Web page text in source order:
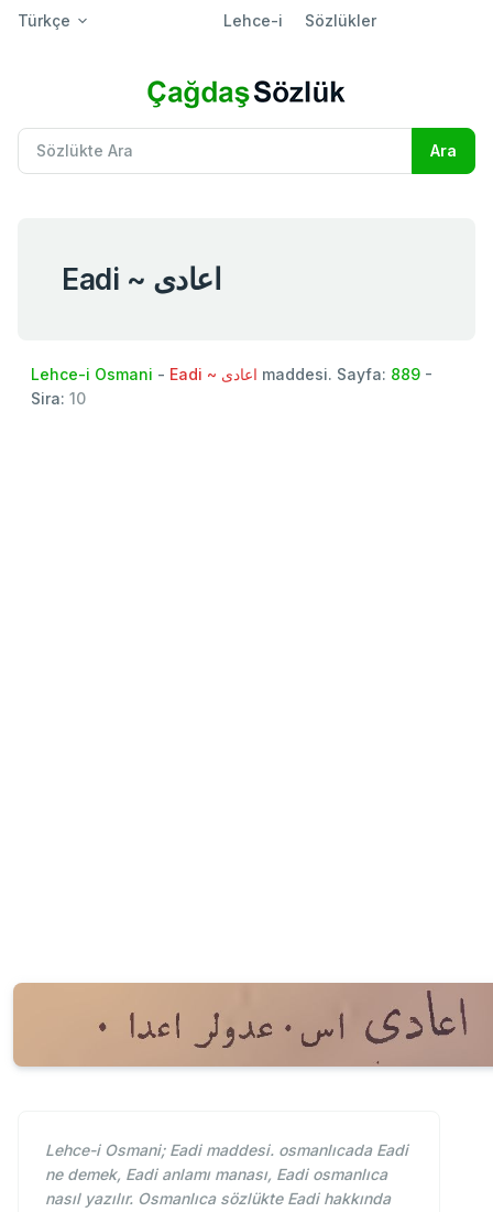
Türkçe Lehce-i Sözlükler
Eadi ~ اعادی
Lehce-i Osmani - Eadi ~ اعادی maddesi. Sayfa: 889 -
Sira: 10
Lehce-i Osmani; Eadi maddesi. osmanlıcada Eadi
ne demek, Eadi anlamı manası, Eadi osmanlıca
nasıl yazılır. Osmanlıca sözlükte Eadi hakkında